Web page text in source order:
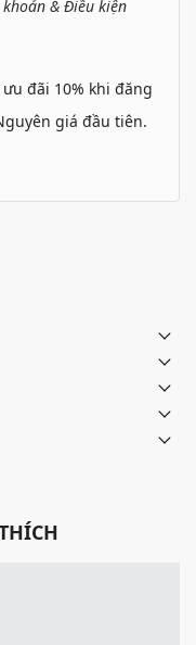
& Điều kiện
đãi 10% khi đăng
giá đầu tiên.